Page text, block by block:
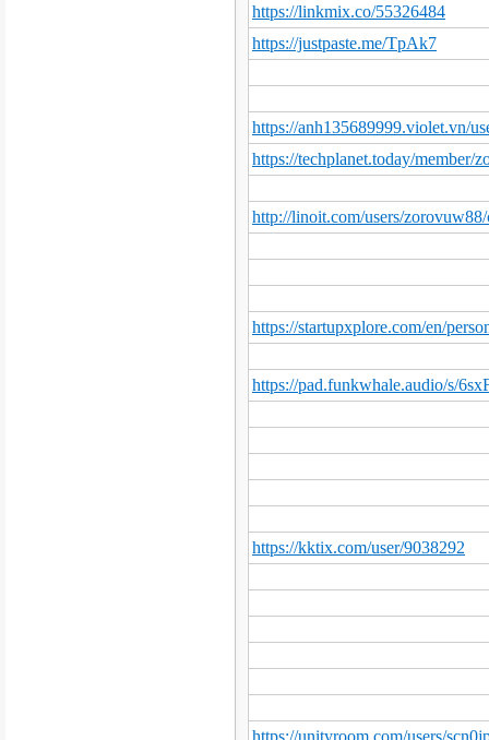
https://linkmix.co/55326484
https://justpaste.me/TpAk7
https://anh135689999.violet.vn/
https://techplanet.today/member/
http://linoit.com/users/
https://startupxplore.com/en/
https://pad.funkwhale.audio/s/
https://kktix.com/user/9038292
https://unityroom.com/users/